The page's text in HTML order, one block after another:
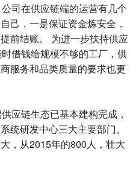
司在供应链端的运营有几个
己，一是保证资金炼安全，
前结账。 为进一步扶持供应
借钱给规模不够的工厂，供
服务和品类质量的要求也更
应链生态已基本建构完成，
统研发中心三大主要部门。
，从2015年的800人，壮大